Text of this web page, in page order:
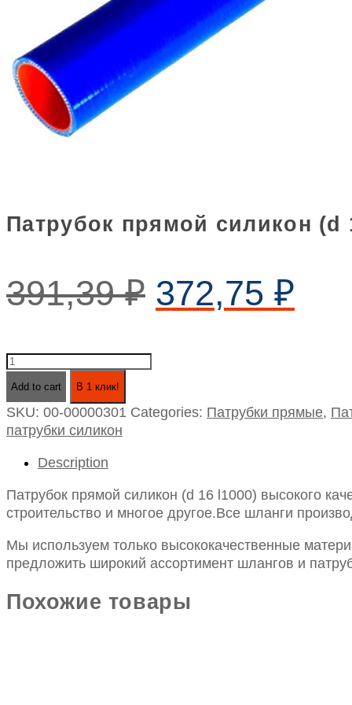
Патрубок прямой силикон (d
391,39₽ 372,75 ₽
Патрубок
(d
16
quantity
Add to cart В 1 клик!
SKU: 00-00000301 Categories: Патрубки прямые,
патрубки силикон
Description
Патрубок прямой силикон (d 16 l1000) высокого
строительство и многое другое.Все шланги
Мы используем только высококачественные
предложить широкий ассортимент шлангов и
Похожие товары